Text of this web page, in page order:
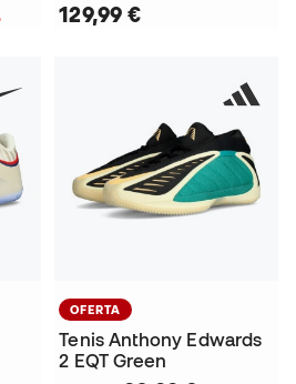
129,99 €
OFERTA
Tenis Anthony Edwards
2 EQT Green